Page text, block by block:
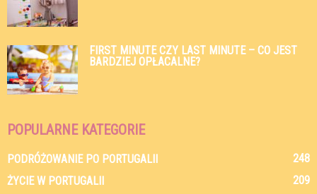
FIRST MINUTE CZY LAST MINUTE – CO JEST
BARDZIEJ OPŁACALNE?
POPULARNE KATEGORIE
PODRÓŻOWANIE PO PORTUGALII
248
ŻYCIE W PORTUGALII
209